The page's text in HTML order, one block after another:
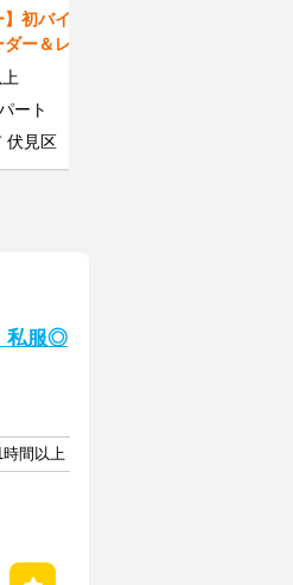
初バイト大
ー＆レジで
色自由♪
ート
伏見区
私服◎
間以上